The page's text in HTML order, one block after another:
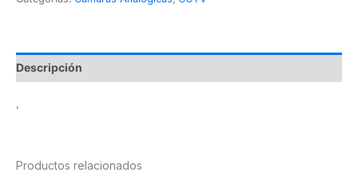
Descripción
Productos relacionados